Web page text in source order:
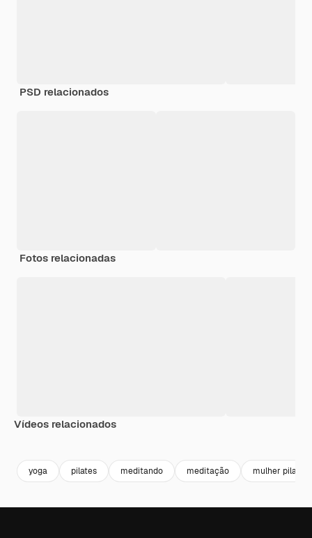
PSD relacionados
Fotos relacionadas
Vídeos relacionados
yoga pilates meditando meditação mulher pilates